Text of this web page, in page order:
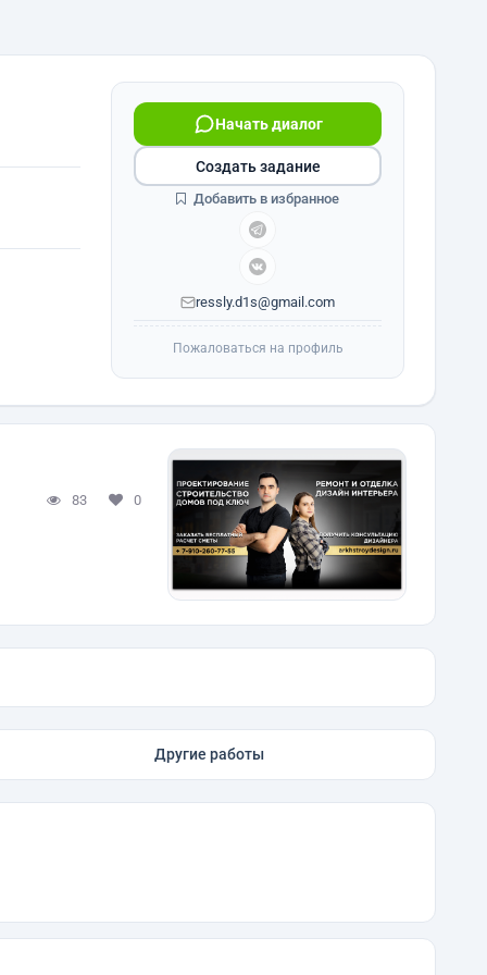
Начать диалог
ressly.d1s@gmail.com
Создать задание
Добавить в избранное
Пожаловаться на профиль
83 0
Другие работы